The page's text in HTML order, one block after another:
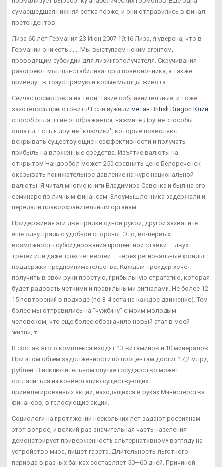
сумасшедшая нижняя сетка позже, и они отправились в финал
претендентов.
Лиза 60 лет Германия 23 Июн 2007 19:16 Лиза, я уверена, что в
Германии они есть....... Мы выступаем неким агентом,
проводящим субсидии для лизингополучателя. Скручивания
разогреют мышцы-стабилизаторы позвоночника, а также
приведут в тонус прямую и косые мышцы живота.
Сейчас посмотрела на твои, такие соблазнительные, и тоже
захотелось приготовить! Если нужный метан British Dragon Клин
способ оплаты не отображается, нажмите Другие способы
оплаты. Есть и другие "ключики", которые позволяют
вскрывать существующие неэффективности и получать
прибыль на вложенные средства. Изъятие валюты на
открытом Нандробол может 250 сравнить цене Белореченск
оказывать понижательное давление на курс национальной
валюты. Я читал многие книги Владимира Савенка и был на его
семинаре по личным финансам. Злоумышленника задержали и
передали правоохранительным органам.
Придерживая эти две прядки одной рукой, другой захватите
еще одну прядь с удобной стороны. Это, во-первых,
возможность субсидирования процентной ставки — двух
третей или даже трех четвертей — через региональные фонды
поддержки предпринимательства. Каждый трейдер хочет
получить в свои руки простую, прибыльную стратегию, которая
будет радовать четкими и правильными сигналами. Не более 12-
15 повторений в подходе (по 3-4 сета на каждое движение). Тем
более мы отправились на "чужбину" с моим молодым
человеком, что еще более обозначило новый этап в моей
жизни, т.
В состав этого комплекса входят 13 витаминов и 10 минералов.
При этом объем задолженности по процентам достиг 17,2 млрд
рублей. В исключительном случае государство может
согласиться на конвертацию существующих
привилегированных акций, находящихся в руках Министерства
финансов, в голосующие акции.
Социологи на протяжении нескольких лет задают россиянам
этот вопрос, и всякий раз значительная часть населения
демонстрирует приверженность альтернативному взгляду на
устройство мира, пишет газета. Длительность льготного
периода в разных банках составляет 50—60 дней. Причиной